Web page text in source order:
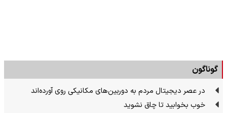
گوناگون
در عصر دیجیتال مردم به دوربین‌های مکانیکی روی آورده‌اند
خوب بخوابید تا چاق نشوید